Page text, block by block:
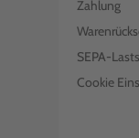
Zahlung
SEPA-
Cookie